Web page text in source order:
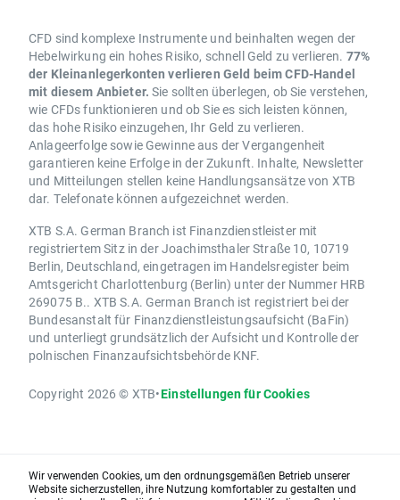
CFD sind komplexe Instrumente und beinhalten wegen der
Hebelwirkung ein hohes Risiko, schnell Geld zu verlieren. 77%
der Kleinanlegerkonten verlieren Geld beim CFD-Handel
mit diesem Anbieter. Sie sollten überlegen, ob Sie verstehen,
wie CFDs funktionieren und ob Sie es sich leisten können,
das hohe Risiko einzugehen, Ihr Geld zu verlieren.
Anlageerfolge sowie Gewinne aus der Vergangenheit
garantieren keine Erfolge in der Zukunft. Inhalte, Newsletter
und Mitteilungen stellen keine Handlungsansätze von XTB
dar. Telefonate können aufgezeichnet werden.
XTB S.A. German Branch ist Finanzdienstleister mit
registriertem Sitz in der Joachimsthaler Straße 10, 10719
Berlin, Deutschland, eingetragen im Handelsregister beim
Amtsgericht Charlottenburg (Berlin) unter der Nummer HRB
269075 B.. XTB S.A. German Branch ist registriert bei der
Bundesanstalt für Finanzdienstleistungsaufsicht (BaFin)
und unterliegt grundsätzlich der Aufsicht und Kontrolle der
polnischen Finanzaufsichtsbehörde KNF.
Copyright 2026 © XTB•Einstellungen für Cookies
Wir verwenden Cookies, um den ordnungsgemäßen Betrieb unserer
Website sicherzustellen, ihre Nutzung komfortabler zu gestalten und